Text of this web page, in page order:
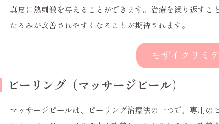
真皮に熱刺激を与えることができます。治療を繰り返す
たるみが改善されやすくなることが期待されます。
モザイクリミ
ピーリング（マッサージピール）
マッサージピールは、ピーリング治療法の一つで、専用